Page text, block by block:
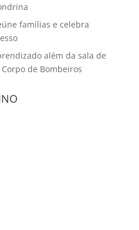
famílias e celebra
além da sala de
de Bombeiros